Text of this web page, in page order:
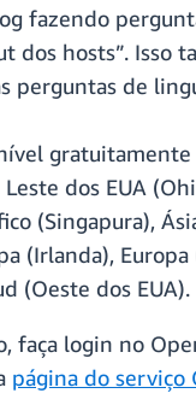
fazendo
dos hosts”. Isso
perguntas de
dos EUA
(Singapura),
(Irlanda),
(Oeste dos EUA).
faça login no
página do serviço